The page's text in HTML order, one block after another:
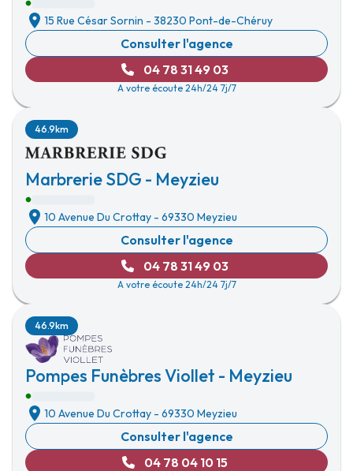
15 Rue César Sornin - 38230 Pont-de-Chéruy
Consulter l'agence
04 78 31 49 03
A votre écoute 24h/24 7j/7
Marbrerie SDG - Meyzieu
46.9km
10 Avenue Du Crottay - 69330 Meyzieu
Consulter l'agence
04 78 31 49 03
A votre écoute 24h/24 7j/7
Pompes Funèbres Viollet - Meyzieu
46.9km
10 Avenue Du Crottay - 69330 Meyzieu
Consulter l'agence
04 78 04 10 15